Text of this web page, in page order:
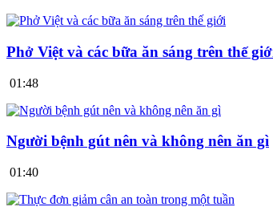
Phở Việt và các bữa ăn sáng trên thế
01:48
Người bệnh gút nên và không nên ăn gì
01:40